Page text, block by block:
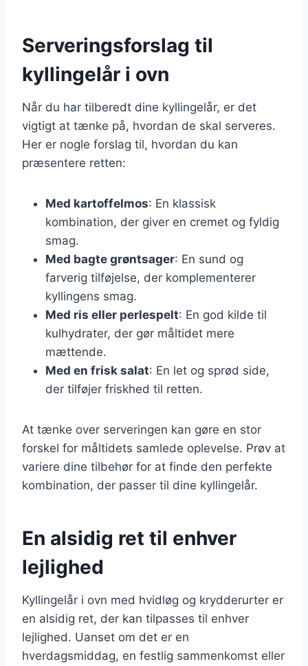
Serveringsforslag til
kyllingelår i ovn
Når du har tilberedt dine kyllingelår, er det
vigtigt at tænke på, hvordan de skal serveres.
Her er nogle forslag til, hvordan du kan
præsentere retten:
Med kartoffelmos: En klassisk
kombination, der giver en cremet og fyldig
smag.
Med bagte grøntsager: En sund og
farverig tilføjelse, der komplementerer
kyllingens smag.
Med ris eller perlespelt: En god kilde til
kulhydrater, der gør måltidet mere
mættende.
Med en frisk salat: En let og sprød side,
der tilføjer friskhed til retten.
At tænke over serveringen kan gøre en stor
forskel for måltidets samlede oplevelse. Prøv at
variere dine tilbehør for at finde den perfekte
kombination, der passer til dine kyllingelår.
En alsidig ret til enhver
lejlighed
Kyllingelår i ovn med hvidløg og krydderurter er
en alsidig ret, der kan tilpasses til enhver
lejlighed. Uanset om det er en
hverdagsmiddag, en festlig sammenkomst eller